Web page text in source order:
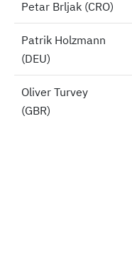
Petar Brljak (CRO)
Patrik Holzmann
(DEU)
Oliver Turvey
(GBR)
Petar Brljak (CRO)
Patrik Holzmann
(DEU)
Oliver Turvey
(GBR)